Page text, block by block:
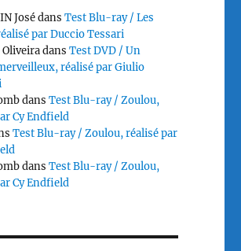
JosédansTest Blu-ray / Les
par Duccio Tessari
OliveiradansTest DVD / Un
réalisé par Giulio
dansTest Blu-ray / Zoulou,
Cy Endfield
Test Blu-ray / Zoulou, réalisé par
dansTest Blu-ray / Zoulou,
Cy Endfield